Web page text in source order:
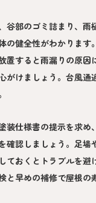
谷部のゴミ詰まり、雨
の健全性がわかります
置すると雨漏りの原因
がけましょう。台風通
装仕様書の提示を求め
確認しましょう。足場
ておくとトラブルを避
と早めの補修で屋根の